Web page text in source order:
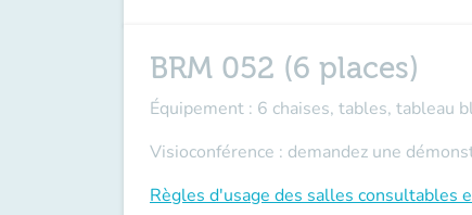
BRM 052 (6 places)
Équipement : 6 chaises, tables, tableau
Visioconférence : demandez une
Règles d'usage des salles consultables